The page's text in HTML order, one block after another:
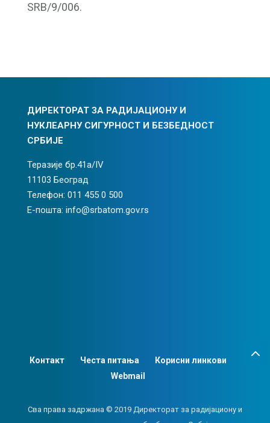
SRB/9/006.
ДИРЕКТОРАТ ЗА РАДИЈАЦИОНУ И
НУКЛЕАРНУ СИГУРНОСТ И БЕЗБЕДНОСТ
СРБИЈЕ
Теразије бр.41а/IV
11103 Београд
Телефон: 011 455 0 500
Е-пошта: info@srbatom.gov.rs
Контакт Честа питања
Корисни линкови
Webmail
Сва права задржана © 2019 Директорат за радијациону и